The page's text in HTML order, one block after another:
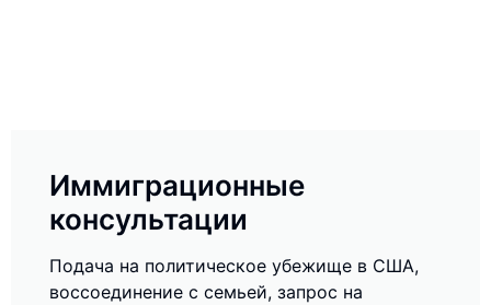
Иммиграционные
консультации
Подача на политическое убежище в США,
воссоединение с семьей, запрос на